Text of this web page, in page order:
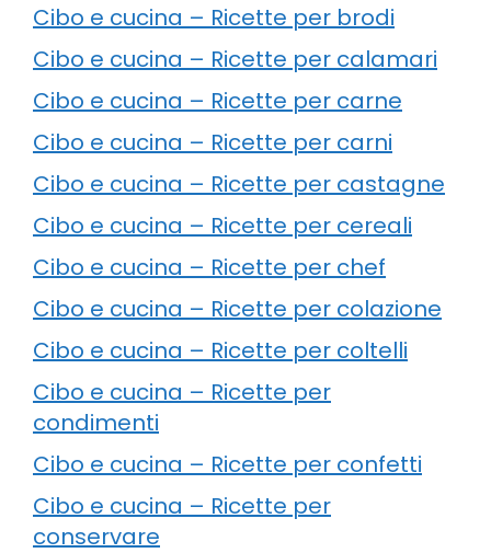
Cibo e cucina – Ricette per brodi
Cibo e cucina – Ricette per calamari
Cibo e cucina – Ricette per carne
Cibo e cucina – Ricette per carni
Cibo e cucina – Ricette per castagne
Cibo e cucina – Ricette per cereali
Cibo e cucina – Ricette per chef
Cibo e cucina – Ricette per colazione
Cibo e cucina – Ricette per coltelli
Cibo e cucina – Ricette per
condimenti
Cibo e cucina – Ricette per confetti
Cibo e cucina – Ricette per
conservare